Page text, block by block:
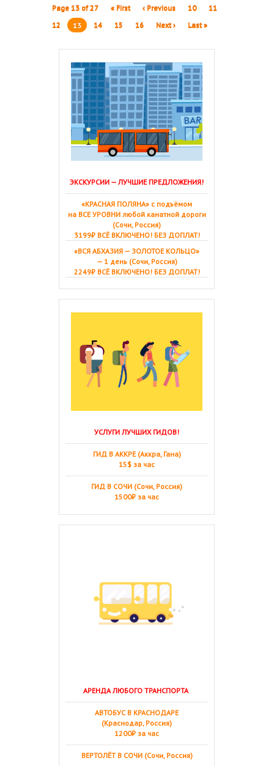
Page 13 of 27 « First ‹ Previous 10
11
12
13 14 15 16 Next › Last »
ЭКСКУРСИИ — ЛУЧШИЕ ПРЕДЛОЖЕНИЯ!
«КРАСНАЯ ПОЛЯНА» с подъёмом
на ВСЕ УРОВНИ любой канатной дороги
(Сочи, Россия)
3199₽ ВСЁ ВКЛЮЧЕНО! БЕЗ ДОПЛАТ!
«ВСЯ АБХАЗИЯ — ЗОЛОТОЕ КОЛЬЦО»
— 1 день (Сочи, Россия)
2249₽ ВСЁ ВКЛЮЧЕНО! БЕЗ ДОПЛАТ!
УСЛУГИ ЛУЧШИХ ГИДОВ!
ГИД В АККРЕ (Аккра, Гана)
15$ за час
ГИД В СОЧИ (Сочи, Россия)
1500₽ за час
АРЕНДА ЛЮБОГО ТРАНСПОРТА
АВТОБУС В КРАСНОДАРЕ
(Краснодар, Россия)
1200₽ за час
ВЕРТОЛЁТ В СОЧИ (Сочи, Россия)